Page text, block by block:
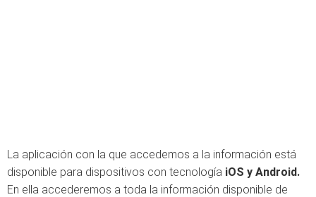
La aplicación con la que accedemos a la información está
disponible para dispositivos con tecnología iOS y Android.
En ella accederemos a toda la información disponible de